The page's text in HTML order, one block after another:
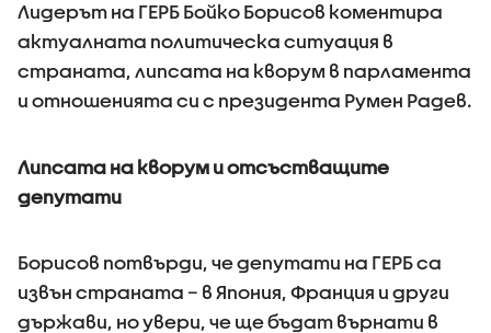
Лидерът на ГЕРБ Бойко Борисов коментира
актуалната политическа ситуация в
страната, липсата на кворум в парламента
и отношенията си с президента Румен Радев.
Липсата на кворум и отсъстващите
депутати
Борисов потвърди, че депутати на ГЕРБ са
извън страната – в Япония, Франция и други
държави, но увери, че ще бъдат върнати в